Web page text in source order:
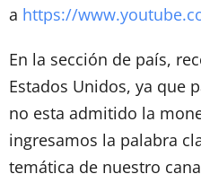
a https://
En la sección de país,
Estados Unidos, ya que
no esta admitido la
ingresamos la palabra
temática de nuestro